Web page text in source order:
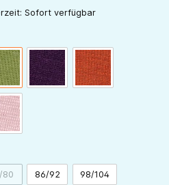
Sofort verfügbar
grün pflaume orange
rose
80
(Diese Option ist zurzeit nicht verfügbar.)
86/92 98/104